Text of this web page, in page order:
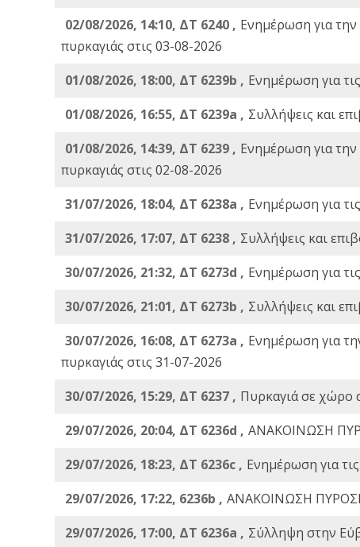
02/08/2026, 14:10, ΔΤ 6240 , Ενημέρωση για
πυρκαγιάς στις 03-08-2026
01/08/2026, 18:00, ΔΤ 6239b , Ενημέρωση για
01/08/2026, 16:55, ΔΤ 6239a , Συλλήψεις και
01/08/2026, 14:39, ΔΤ 6239 , Ενημέρωση για
πυρκαγιάς στις 02-08-2026
31/07/2026, 18:04, ΔΤ 6238a , Ενημέρωση για
31/07/2026, 17:07, ΔΤ 6238 , Συλλήψεις και
30/07/2026, 21:32, ΔΤ 6273d , Ενημέρωση για
30/07/2026, 21:01, ΔΤ 6273b , Συλλήψεις και
30/07/2026, 16:08, ΔΤ 6273a , Ενημέρωση για
πυρκαγιάς στις 31-07-2026
30/07/2026, 15:29, ΔΤ 6237 , Πυρκαγιά σε χώρο
29/07/2026, 20:04, ΔΤ 6236d , ΑΝΑΚΟΙΝΩΣΗ
29/07/2026, 18:23, ΔΤ 6236c , Ενημέρωση για
29/07/2026, 17:22, 6236b , ΑΝΑΚΟΙΝΩΣΗ
29/07/2026, 17:00, ΔΤ 6236a , Σύλληψη στην